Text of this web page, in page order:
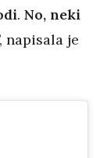
. No, neki
napisala je